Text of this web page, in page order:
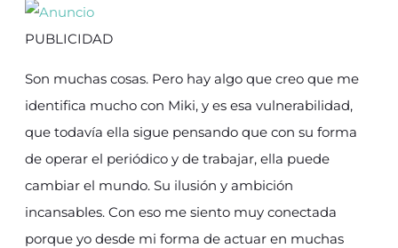
PUBLICIDAD
Son muchas cosas. Pero hay algo que creo que me
identifica mucho con Miki, y es esa vulnerabilidad,
que todavía ella sigue pensando que con su forma
de operar el periódico y de trabajar, ella puede
cambiar el mundo. Su ilusión y ambición
incansables. Con eso me siento muy conectada
porque yo desde mi forma de actuar en muchas